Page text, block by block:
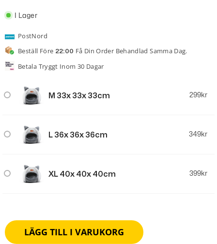
I Lager
PostNord
Beställ Före 22:00 Få Din Order Behandlad Samma Dag.
Betala Tryggt Inom 30 Dagar
M 33x 33x 33cm 299kr
L 36x 36x 36cm 349kr
XL 40x 40x 40cm 399kr
LÄGG TILL I VARUKORG